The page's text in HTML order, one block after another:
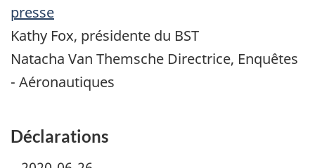
presse
Kathy Fox, présidente du BST
Natacha Van Themsche Directrice, Enquêtes
- Aéronautiques
Déclarations